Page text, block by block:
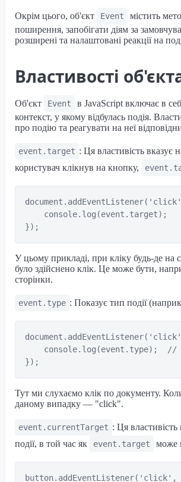
Окрім цього, об'єкт Event
містить
поширення, запобігати діям за
розширені та налаштовані реакції на
Властивості
Об'єкт Event
в JavaScript включає в
контекст, у якому відбулась подія.
про подію та реагувати на неї
event.target : Ця властивість вказує
користувач клікнув на кнопку,
    console.log(event.target);
У цьому прикладі, при кліку будь-де на
було здійснено клік. Це може бути,
сторінки.
event.type : Показує тип події
console.log(event.type);  //
Тут ми слухаємо клік по документу.
даному випадку — "click".
event.currentTarget : Ця
події, в той час як
event.target може